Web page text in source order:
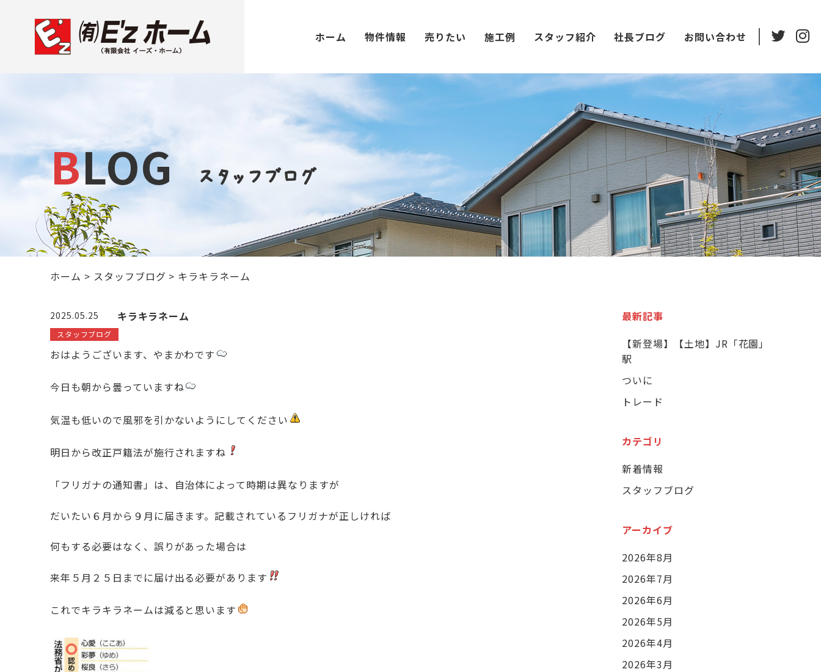
ホーム 物件情報 売りたい 施工例 スタッフ紹介 社長ブログ お問い合わせ
BLOG スタッフブログ
ホーム > スタッフブログ > キラキラネーム
2025.05.25 キラキラネーム
スタッフブログ
おはようございます、やまかわです
今日も朝から曇っていますね
気温も低いので風邪を引かないようにしてください
明日から改正戸籍法が施行されますね
「フリガナの通知書」は、自治体によって時期は異なりますが
だいたい６月から９月に届きます。記載されているフリガナが正しければ
何もする必要はなく、誤りがあった場合は
来年５月２５日までに届け出る必要があります
これでキラキラネームは減ると思います
最新記事
【新登場】【土地】JR「花園」
駅
ついに
トレード
カテゴリ
新着情報
スタッフブログ
アーカイブ
2026年8月
2026年7月
2026年6月
2026年5月
2026年4月
2026年3月